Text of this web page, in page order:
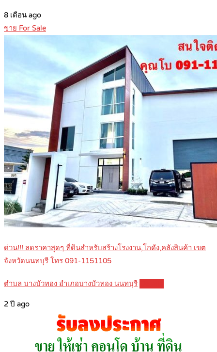
8 เดือน ago
ขาย For Sale
ด่วน!!! ลดราคาสุดๆ ที่ดินสำหรับสร้างโรงงาน,โกดัง,คลังสินค้า เขต
จังหวัดนนทบุรี โทร 091-1151105
ตำบล บางบัวทอง อำเภอบางบัวทอง นนทบุรี
2 ปี ago